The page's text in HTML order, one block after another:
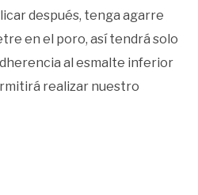
después, tenga agarre
en el poro, así tendrá solo
al esmalte inferior
realizar nuestro